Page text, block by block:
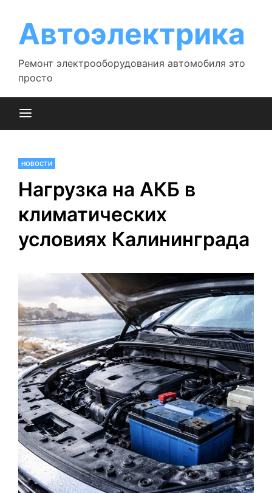
содержимому
Автоэлектрика
Ремонт электрооборудования автомобиля это
просто
НОВОСТИ
Нагрузка на АКБ в
климатических
условиях Калининграда